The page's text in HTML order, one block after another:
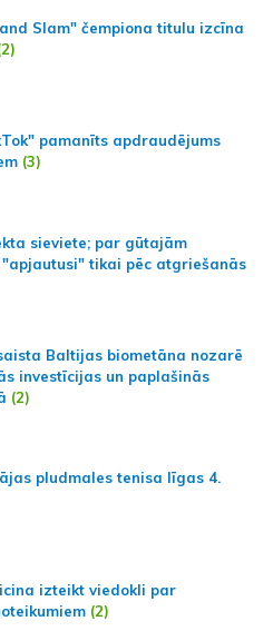
Slam" čempiona titulu izcīna
pamanīts apdraudējums
(3)
sieviete; par gūtajām
tikai pēc atgriešanās
Baltijas biometāna nozarē
investīcijas un paplašinās
(2)
pludmales tenisa līgas 4.
izteikt viedokli par
(2)